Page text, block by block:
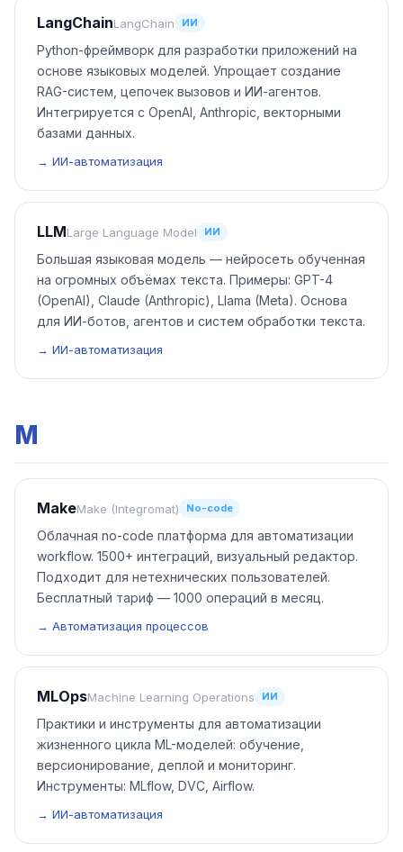
LangChainLangChain ИИ
Python-фреймворк для разработки приложений на
основе языковых моделей. Упрощает создание
RAG-систем, цепочек вызовов и ИИ-агентов.
Интегрируется с OpenAI, Anthropic, векторными
базами данных.
→ ИИ-автоматизация
LLMLarge Language Model ИИ
Большая языковая модель — нейросеть обученная
на огромных объёмах текста. Примеры: GPT-4
(OpenAI), Claude (Anthropic), Llama (Meta). Основа
для ИИ-ботов, агентов и систем обработки текста.
→ ИИ-автоматизация
M
MakeMake (Integromat) No-code
Облачная no-code платформа для автоматизации
workflow. 1500+ интеграций, визуальный редактор.
Подходит для нетехнических пользователей.
Бесплатный тариф — 1000 операций в месяц.
→ Автоматизация процессов
MLOpsMachine Learning Operations ИИ
Практики и инструменты для автоматизации
жизненного цикла ML-моделей: обучение,
версионирование, деплой и мониторинг.
Инструменты: MLflow, DVC, Airflow.
→ ИИ-автоматизация